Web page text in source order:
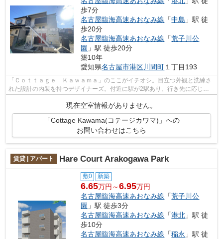
歩7分
名古屋臨海高速あおなみ線 「中島 」駅 徒
歩20分
名古屋臨海高速あおなみ線 「荒子川公
園 」駅 徒歩20分
築10年
愛知県名古屋市港区川間町 １丁目193
「Ｃｏｔｔａｇｅ Ｋａｗａｍａ」のここがイチオシ。目立つ外観と洗練さ
れた設計の内装を持つデザイナーズ。付近に駅が2駅あり、行き先に応じて
使い分けができます。ネット回線が繋が...
現在空室情報がありません。
「Cottage Kawama(コテージカワマ)」への
お問い合わせはこちら
賃貸 | アパート Hare Court Arakogawa Park
敷0 新築
6.65万円～6.95万円
名古屋臨海高速あおなみ線 「荒子川公
園 」駅 徒歩3分
名古屋臨海高速あおなみ線 「港北 」駅 徒
歩10分
名古屋臨海高速あおなみ線 「稲永 」駅 徒